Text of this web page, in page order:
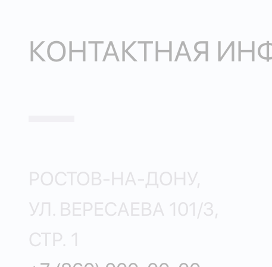
КОНТАКТНАЯ
РОСТОВ-НА-ДОНУ,
УЛ. ВЕРЕСАЕВА 101/3,
СТР. 1